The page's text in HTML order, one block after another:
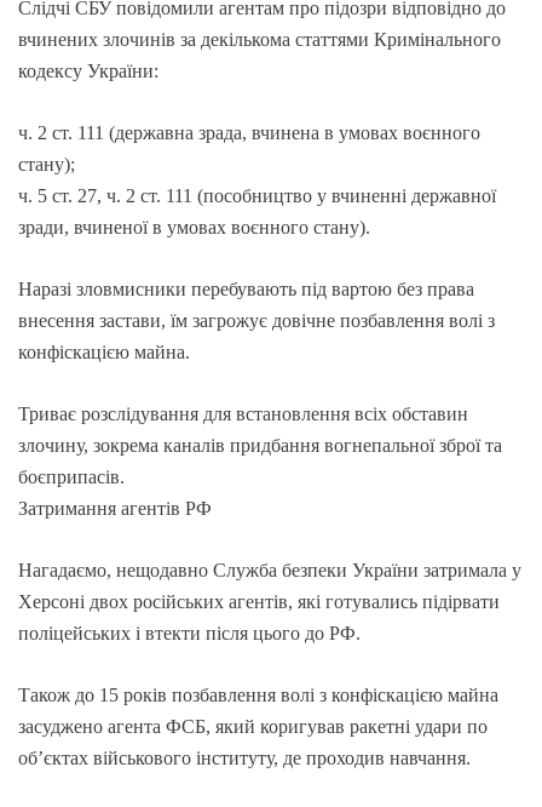
Слідчі СБУ повідомили агентам про підозри відповідно до
вчинених злочинів за декількома статтями Кримінального
кодексу України:
ч. 2 ст. 111 (державна зрада, вчинена в умовах воєнного
стану);
ч. 5 ст. 27, ч. 2 ст. 111 (пособництво у вчиненні державної
зради, вчиненої в умовах воєнного стану).
Наразі зловмисники перебувають під вартою без права
внесення застави, їм загрожує довічне позбавлення волі з
конфіскацією майна.
Триває розслідування для встановлення всіх обставин
злочину, зокрема каналів придбання вогнепальної зброї та
боєприпасів.
Затримання агентів РФ
Нагадаємо, нещодавно Служба безпеки України затримала у
Херсоні двох російських агентів, які готувались підірвати
поліцейських і втекти після цього до РФ.
Також до 15 років позбавлення волі з конфіскацією майна
засуджено агента ФСБ, який коригував ракетні удари по
об’єктах військового інституту, де проходив навчання.